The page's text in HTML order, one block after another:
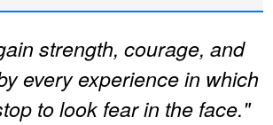
strength, courage, and
every experience in which
to look fear in the face."